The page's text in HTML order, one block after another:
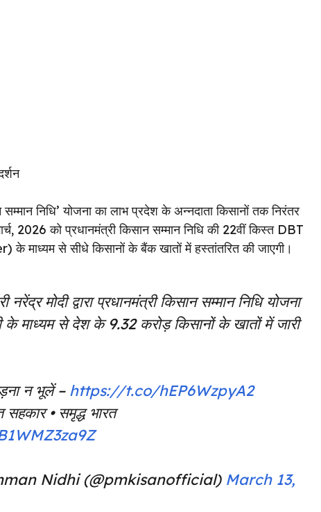
निधि’ योजना का लाभ प्रदेश के अन्नदाता किसानों तक निरंतर
2026 को प्रधानमंत्री किसान सम्मान निधि की 22वीं किस्त DBT
से सीधे किसानों के बैंक खातों में हस्तांतरित की जाएगी।
नरेंद्र मोदी द्वारा प्रधानमंत्री किसान सम्मान निधि योजना
के माध्यम से देश के 9.32 करोड़ किसानों के खातों में जारी
न भूलें – https://t.co/hEP6WzpyA2
• समृद्ध भारत
Nidhi (@pmkisanofficial) March 13,